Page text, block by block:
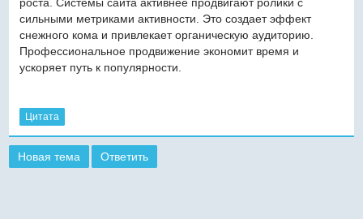
сильными метриками активности. Это создает эффект
снежного кома и привлекает органическую аудиторию.
Профессиональное продвижение экономит время и
ускоряет путь к популярности.
Цитата
Новая тема Ответить